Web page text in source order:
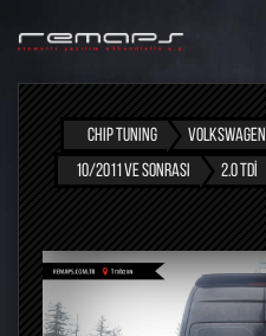
CHIP TUNING VOLKSWAGEN
10/2011 VE SONRASI
2.0 TDI